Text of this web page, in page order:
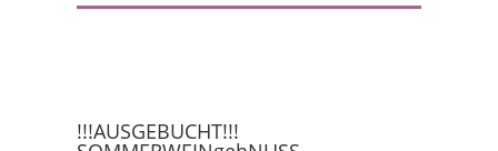
!!!AUSGEBUCHT!!!